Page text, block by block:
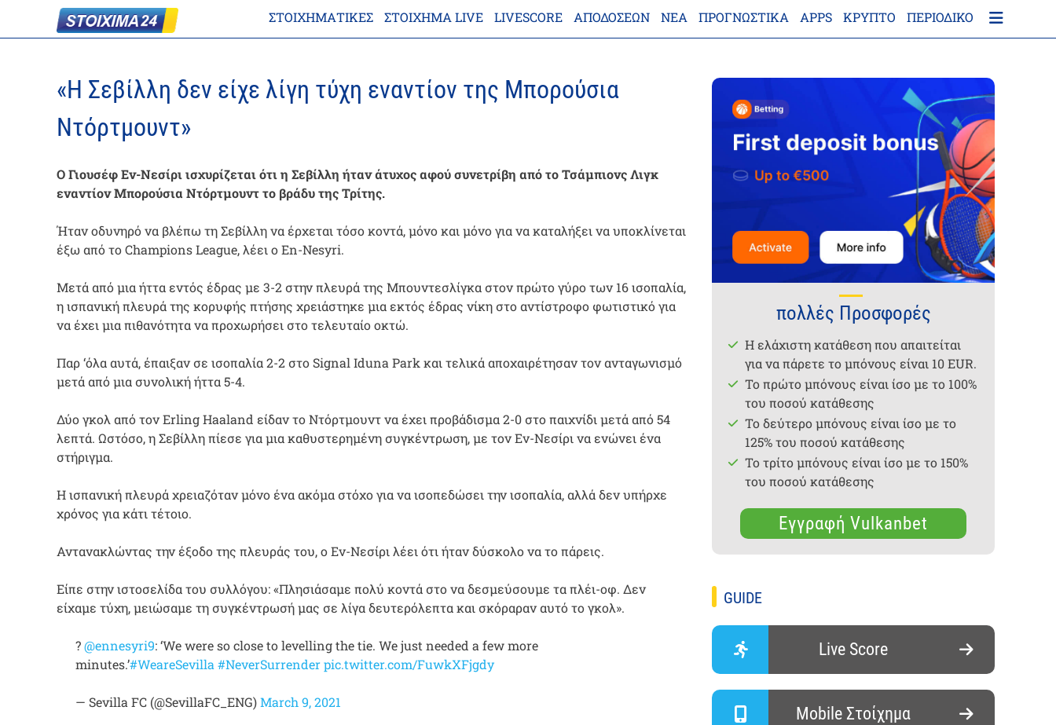
ΣΤΟΙΧΗΜΑΤΙΚΕΣ ΣΤΟΊΧΗΜΑ LIVE LIVESCORE ΑΠΟΔΌΣΕΩΝ ΝΈΑ ΠΡΟΓΝΩΣΤΙΚΑ APPS ΚΡΎΠΤΟ ΠΕΡΙΟΔΙΚΌ
«Η Σεβίλλη δεν είχε λίγη τύχη εναντίον της Μπορούσια
Ντόρτμουντ»
Ο Γιουσέφ Εν-Νεσίρι ισχυρίζεται ότι η Σεβίλλη ήταν άτυχος αφού συνετρίβη από το Τσάμπιονς Λιγκ
εναντίον Μπορούσια Ντόρτμουντ το βράδυ της Τρίτης.
Ήταν οδυνηρό να βλέπω τη Σεβίλλη να έρχεται τόσο κοντά, μόνο και μόνο για να καταλήξει να υποκλίνεται
έξω από το Champions League, λέει ο En-Nesyri.
Μετά από μια ήττα εντός έδρας με 3-2 στην πλευρά της Μπουντεσλίγκα στον πρώτο γύρο των 16 ισοπαλία,
η ισπανική πλευρά της κορυφής πτήσης χρειάστηκε μια εκτός έδρας νίκη στο αντίστροφο φωτιστικό για
να έχει μια πιθανότητα να προχωρήσει στο τελευταίο οκτώ.
Παρ ‘όλα αυτά, έπαιξαν σε ισοπαλία 2-2 στο Signal Iduna Park και τελικά αποχαιρέτησαν τον ανταγωνισμό
μετά από μια συνολική ήττα 5-4.
Δύο γκολ από τον Erling Haaland είδαν το Ντόρτμουντ να έχει προβάδισμα 2-0 στο παιχνίδι μετά από 54
λεπτά. Ωστόσο, η Σεβίλλη πίεσε για μια καθυστερημένη συγκέντρωση, με τον Εν-Νεσίρι να ενώνει ένα
στήριγμα.
Η ισπανική πλευρά χρειαζόταν μόνο ένα ακόμα στόχο για να ισοπεδώσει την ισοπαλία, αλλά δεν υπήρχε
χρόνος για κάτι τέτοιο.
Αντανακλώντας την έξοδο της πλευράς του, ο Εν-Νεσίρι λέει ότι ήταν δύσκολο να το πάρεις.
Είπε στην ιστοσελίδα του συλλόγου: «Πλησιάσαμε πολύ κοντά στο να δεσμεύσουμε τα πλέι-οφ. Δεν
είχαμε τύχη, μειώσαμε τη συγκέντρωσή μας σε λίγα δευτερόλεπτα και σκόραραν αυτό το γκολ».
?️@ennesyri9: ‘We were so close to levelling the tie. We just needed a few more
minutes.’#WeareSevilla #NeverSurrenderpic.twitter.com/FuwkXFjgdy
— Sevilla FC (@SevillaFC_ENG)March 9, 2021
πολλές Προσφορές
Η ελάχιστη κατάθεση που απαιτείται
για να πάρετε το μπόνους είναι 10 EUR.
Το πρώτο μπόνους είναι ίσο με το 100%
του ποσού κατάθεσης
Το δεύτερο μπόνους είναι ίσο με το
125% του ποσού κατάθεσης
Το τρίτο μπόνους είναι ίσο με το 150%
του ποσού κατάθεσης
Εγγραφή Vulkanbet
GUIDE
Live Score
Mobile Στοίχημα